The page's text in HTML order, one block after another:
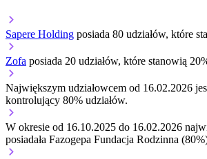
Sapere Holding posiada 80 udziałów, które
Zofa posiada 20 udziałów, które stanowią
Największym udziałowcem od 16.02.2026
kontrolujący 80% udziałów.
W okresie od 16.10.2025 do 16.02.2026
posiadała Fazogepa Fundacja Rodzinna